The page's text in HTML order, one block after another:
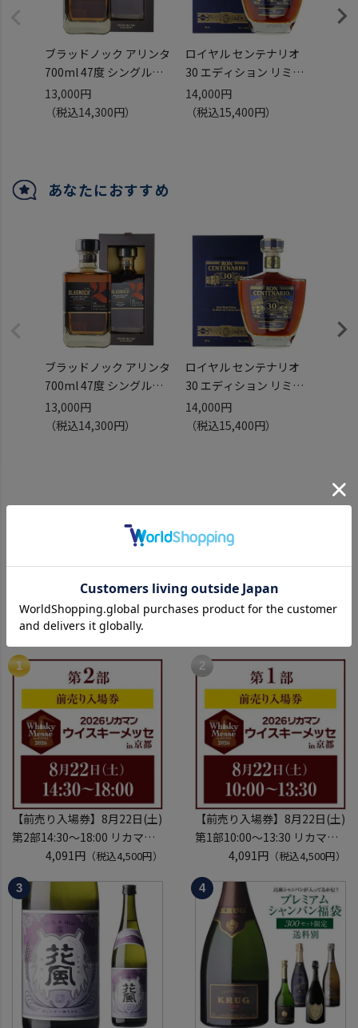
ブラッドノック アリンタ
700ml 47度 シングルモ
ルト スコッチ ウイスキー
ローランド scotch
13,000円
（税込14,300円）
ロイヤル センテナリオ
30 エディション リミタ
ーダ 正規 700ml 40度 南
米 ラム RUM ラム酒 ロン
14,000円
（税込15,400円）
あなたにおすすめ
ブラッドノック アリンタ
700ml 47度 シングルモ
ルト スコッチ ウイスキー
ローランド scotch
13,000円
（税込14,300円）
ロイヤル センテナリオ
30 エディション リミタ
ーダ 正規 700ml 40度 南
米 ラム RUM ラム酒 ロン
14,000円
（税込15,400円）
週間ランキング Weekly ranking
【前売り入場券】8月22日(土)
第2部14:30～18:00 リカマン
ウイスキーメッセ in京都
2026 1枚
入場券となるeチケットは【8
月中旬】にメールにて配信予
※代引き決済不可
4,091円（税込4,500円）
【前売り入場券】8月22日(土)
第1部10:00～13:30 リカマン
ウイスキーメッセ in京都
2026 1枚
入場券となるeチケットは【8
月中旬】にメールにて配信予
※代引き決済不可
4,091円 （税込4,500円）